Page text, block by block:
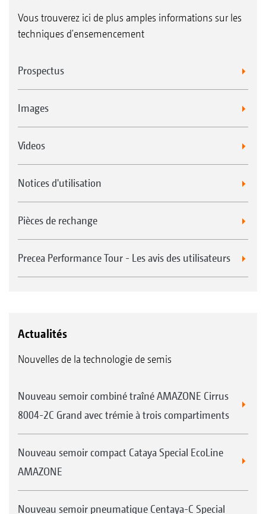
Vous trouverez ici de plus amples informations sur les
techniques d'ensemencement
Prospectus
Images
Videos
Notices d'utilisation
Pièces de rechange
Precea Performance Tour - Les avis des utilisateurs
Actualités
Nouvelles de la technologie de semis
Nouveau semoir combiné traîné AMAZONE Cirrus
8004-2C Grand avec trémie à trois compartiments
Nouveau semoir compact Cataya Special EcoLine
AMAZONE
Nouveau semoir pneumatique Centaya-C Special